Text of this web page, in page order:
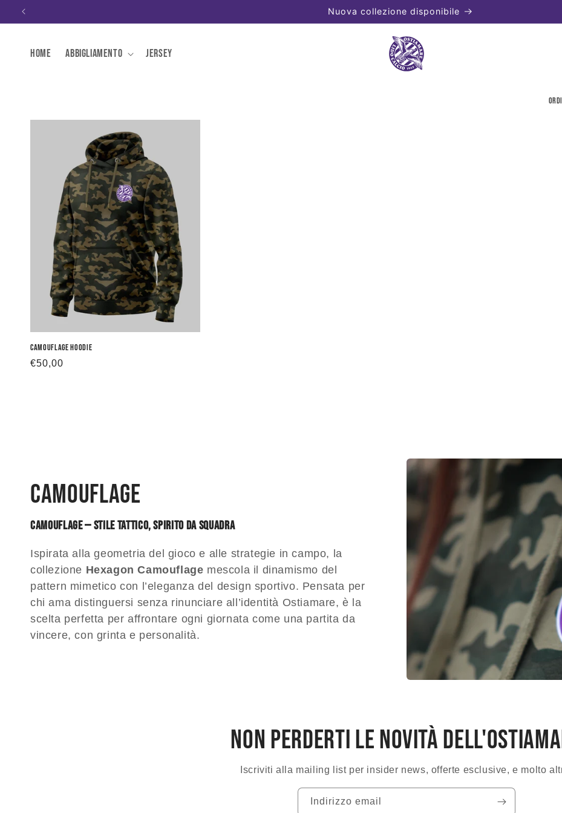
direttamente
ai contenuti
Nuova collezione disponibile
Home Abbigliamento Jersey
Camouflage Hoodie
Prezzo
€50,00
C
o
l
l
e
z
i
Camouflage
CAMOUFLAGE — Stile tattico, spirito da squadra
Ispirata alla geometria del gioco e alle strategie in campo, la
collezione Hexagon Camouflage mescola il dinamismo del
pattern mimetico con l’eleganza del design sportivo. Pensata per
chi ama distinguersi senza rinunciare all’identità Ostiamare, è la
scelta perfetta per affrontare ogni giornata come una partita da
vincere, con grinta e personalità.
non perderti le novità
Iscriviti alla mailing list per insider news, offerte esclusive, e molto
Indirizzo email